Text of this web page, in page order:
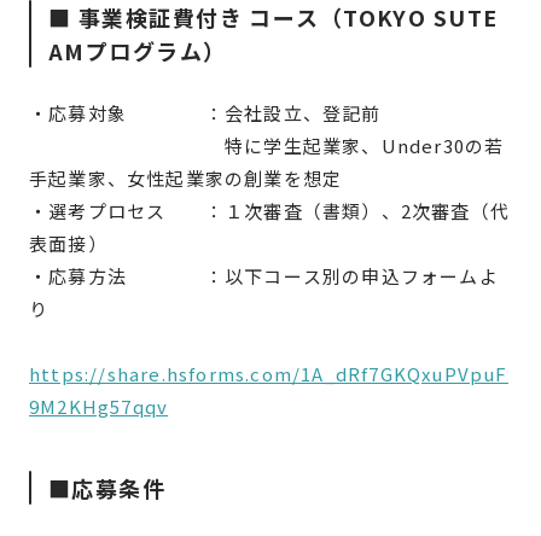
■ 事業検証費付き コース（TOKYO SUTE
AMプログラム）
・応募対象 ：会社設立、登記前
特に学生起業家、Under30の若
手起業家、女性起業家の創業を想定
・選考プロセス ：１次審査（書類）、2次審査（代
表面接）
・応募方法 ：以下コース別の申込フォームよ
り
https://share.hsforms.com/1A_dRf7GKQxuPVpuF
9M2KHg57qqv
■応募条件